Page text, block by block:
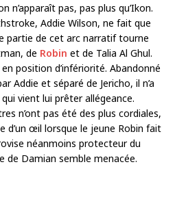
n’apparaît pas, pas plus qu’Ikon.
Addie Wilson, ne fait que
partie de cet arc narratif tourne
de Robin et de Talia Al Ghul.
position d’infériorité. Abandonné
Addie et séparé de Jericho, il n’a
vient lui prêter allégeance.
n’ont pas été des plus cordiales,
œil lorsque le jeune Robin fait
néanmoins protecteur du
de Damian semble menacée.